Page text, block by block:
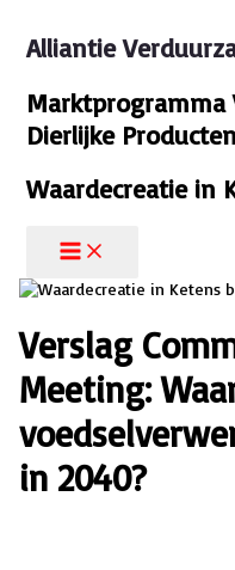
naar
deAlliantie
Marktprogramma
Dierlijke Producten
Waardecreatie in
Verslag
Meeting:
in 2040?